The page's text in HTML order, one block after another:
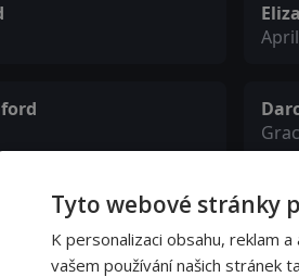
April
Tyto webové stránky
K personalizaci obsahu, reklam
vašem používání našich stránek